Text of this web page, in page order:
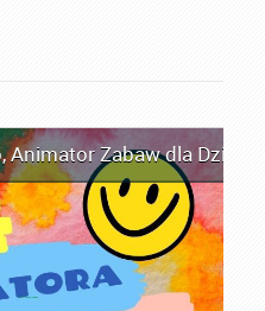
,Animator Zabaw dla Dzieci